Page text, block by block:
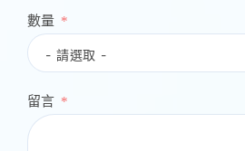
數量
留言